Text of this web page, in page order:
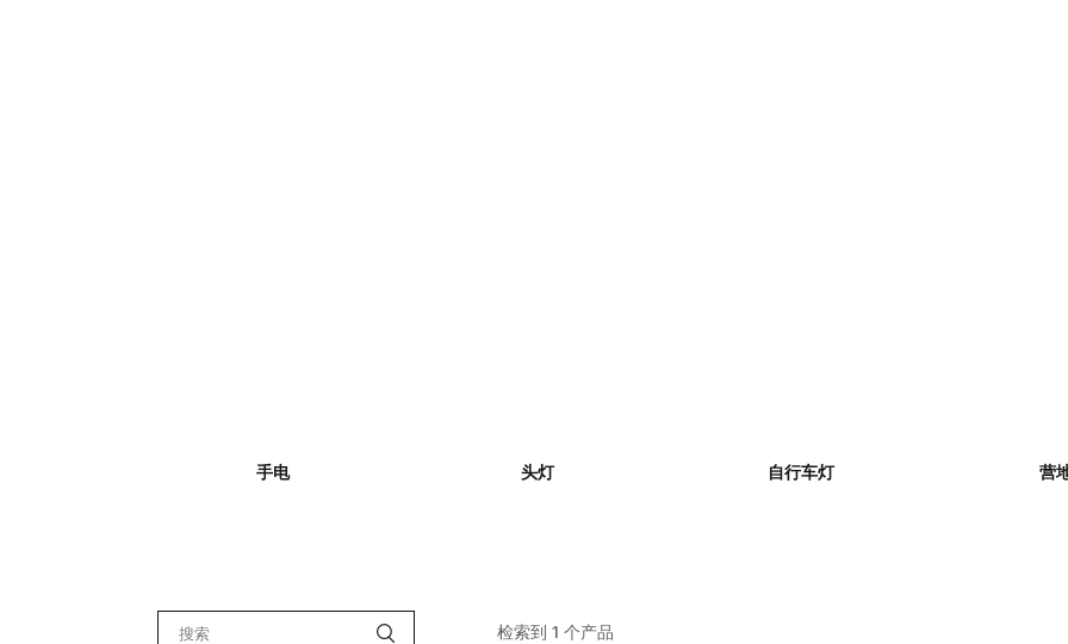
手电 头灯 自行车灯 营
检索到 1 个产品